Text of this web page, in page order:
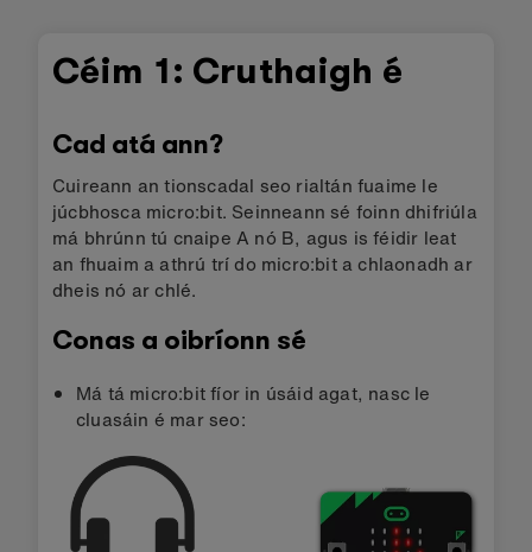
Céim 1: Cruthaigh é
Cad atá ann?
Cuireann an tionscadal seo rialtán fuaime le
júcbhosca micro:bit. Seinneann sé foinn dhifriúla
má bhrúnn tú cnaipe A nó B, agus is féidir leat
an fhuaim a athrú trí do micro:bit a chlaonadh ar
dheis nó ar chlé.
Conas a oibríonn sé
Má tá micro:bit fíor in úsáid agat, nasc le
cluasáin é mar seo: